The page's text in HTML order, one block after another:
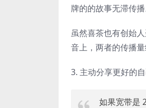
牌的的故事无滞传播
虽然喜茶也有创始
音上，两者的传播量
3. 主动分享更好的
如果宽带是